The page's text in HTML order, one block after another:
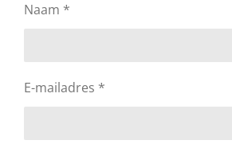
Naam *
E-mailadres *